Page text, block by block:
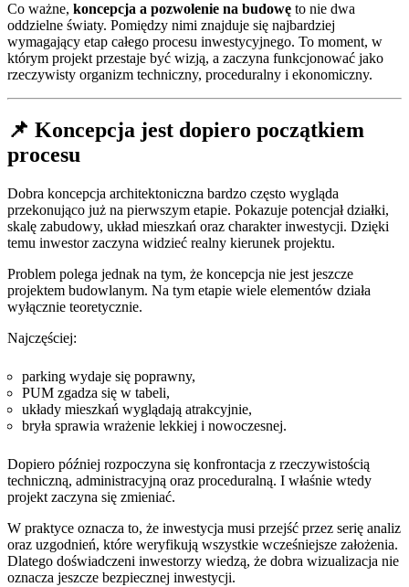
Co ważne, koncepcja a pozwolenie na budowę to nie dwa
oddzielne światy. Pomiędzy nimi znajduje się najbardziej
wymagający etap całego procesu inwestycyjnego. To moment, w
którym projekt przestaje być wizją, a zaczyna funkcjonować jako
rzeczywisty organizm techniczny, proceduralny i ekonomiczny.
📌 Koncepcja jest dopiero początkiem
procesu
Dobra koncepcja architektoniczna bardzo często wygląda
przekonująco już na pierwszym etapie. Pokazuje potencjał działki,
skalę zabudowy, układ mieszkań oraz charakter inwestycji. Dzięki
temu inwestor zaczyna widzieć realny kierunek projektu.
Problem polega jednak na tym, że koncepcja nie jest jeszcze
projektem budowlanym. Na tym etapie wiele elementów działa
wyłącznie teoretycznie.
Najczęściej:
parking wydaje się poprawny,
PUM zgadza się w tabeli,
układy mieszkań wyglądają atrakcyjnie,
bryła sprawia wrażenie lekkiej i nowoczesnej.
Dopiero później rozpoczyna się konfrontacja z rzeczywistością
techniczną, administracyjną oraz proceduralną. I właśnie wtedy
projekt zaczyna się zmieniać.
W praktyce oznacza to, że inwestycja musi przejść przez serię analiz
oraz uzgodnień, które weryfikują wszystkie wcześniejsze założenia.
Dlatego doświadczeni inwestorzy wiedzą, że dobra wizualizacja nie
oznacza jeszcze bezpiecznej inwestycji.